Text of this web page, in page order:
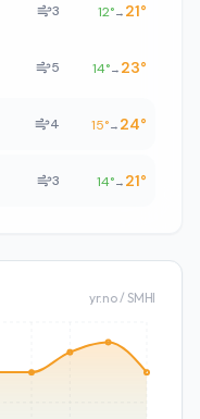
3 12°→ 21°
5 14°→ 23°
4 15°→ 24°
3 14°→ 21°
yr.no / SMHI